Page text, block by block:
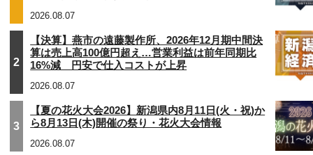
2026.08.07
2
【決算】燕市の遠藤製作所、2026年12月期中間決
算は売上高100億円超え…営業利益は前年同期比
16%減 円安で仕入コストが上昇
2026.08.07
3
【夏の花火大会2026】新潟県内8月11日(火・祝)か
ら8月13日(木)開催の祭り・花火大会情報
2026.08.07